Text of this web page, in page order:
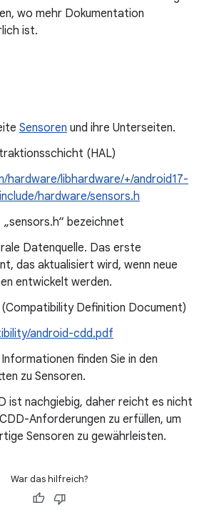
wo mehr Dokumentation
ist.
Sensoren und ihre Unterseiten.
(HAL)
hardware/libhardware/+/android17-
hardware/sensors.h
„sensors.h“ bezeichnet
Datenquelle. Das erste
das aktualisiert wird, wenn neue
entwickelt werden.
Definition Document)
android-cdd.pdf
finden Sie in den
zu Sensoren.
ist nachgiebig, daher reicht es nicht
Anforderungen zu erfüllen, um
Sensoren zu gewährleisten.
War das hilfreich?